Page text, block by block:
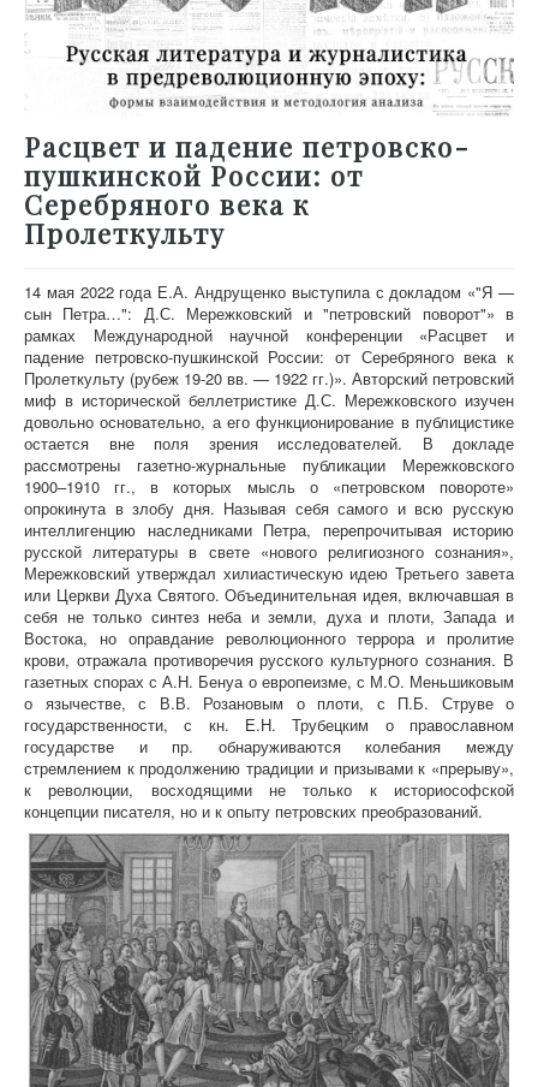
Расцвет и падение петровско-
пушкинской России: от
Серебряного века к
Пролеткульту
14 мая 2022 года Е.А. Андрущенко выступила с докладом «"Я —
сын Петра…": Д.С. Мережковский и "петровский поворот"» в
рамках Международной научной конференции «Расцвет и
падение петровско-пушкинской России: от Серебряного века к
Пролеткульту (рубеж 19-20 вв. — 1922 гг.)». Авторский петровский
миф в исторической беллетристике Д.С. Мережковского изучен
довольно основательно, а его функционирование в публицистике
остается вне поля зрения исследователей. В докладе
рассмотрены газетно-журнальные публикации Мережковского
1900–1910 гг., в которых мысль о «петровском повороте»
опрокинута в злобу дня. Называя себя самого и всю русскую
интеллигенцию наследниками Петра, перепрочитывая историю
русской литературы в свете «нового религиозного сознания»,
Мережковский утверждал хилиастическую идею Третьего завета
или Церкви Духа Святого. Объединительная идея, включавшая в
себя не только синтез неба и земли, духа и плоти, Запада и
Востока, но оправдание революционного террора и пролитие
крови, отражала противоречия русского культурного сознания. В
газетных спорах с А.Н. Бенуа о европеизме, с М.О. Меньшиковым
о язычестве, с В.В. Розановым о плоти, с П.Б. Струве о
государственности, с кн. Е.Н. Трубецким о православном
государстве и пр. обнаруживаются колебания между
стремлением к продолжению традиции и призывами к «прерыву»,
к революции, восходящими не только к историософской
концепции писателя, но и к опыту петровских преобразований.